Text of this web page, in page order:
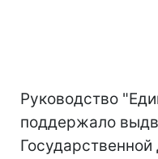
Руководство
поддержало